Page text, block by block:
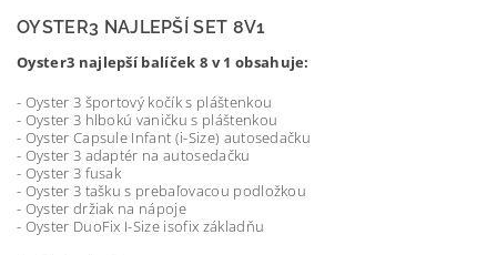
OYSTER3 NAJLEPŠÍ SET 8V1
Oyster3 najlepší balíček 8 v 1 obsahuje:
- Oyster 3 športový kočík s pláštenkou
- Oyster 3 hlbokú vaničku s pláštenkou
- Oyster Capsule Infant (i-Size) autosedačku
- Oyster 3 adaptér na autosedačku
- Oyster 3 fusak
- Oyster 3 tašku s prebaľovacou podložkou
- Oyster držiak na nápoje
- Oyster DuoFix I-Size isofix základňu